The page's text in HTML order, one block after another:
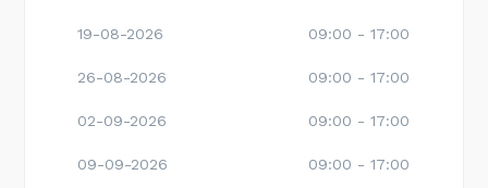
19-08-2026 09:00 - 17:00
26-08-2026 09:00 - 17:00
02-09-2026 09:00 - 17:00
09-09-2026 09:00 - 17:00